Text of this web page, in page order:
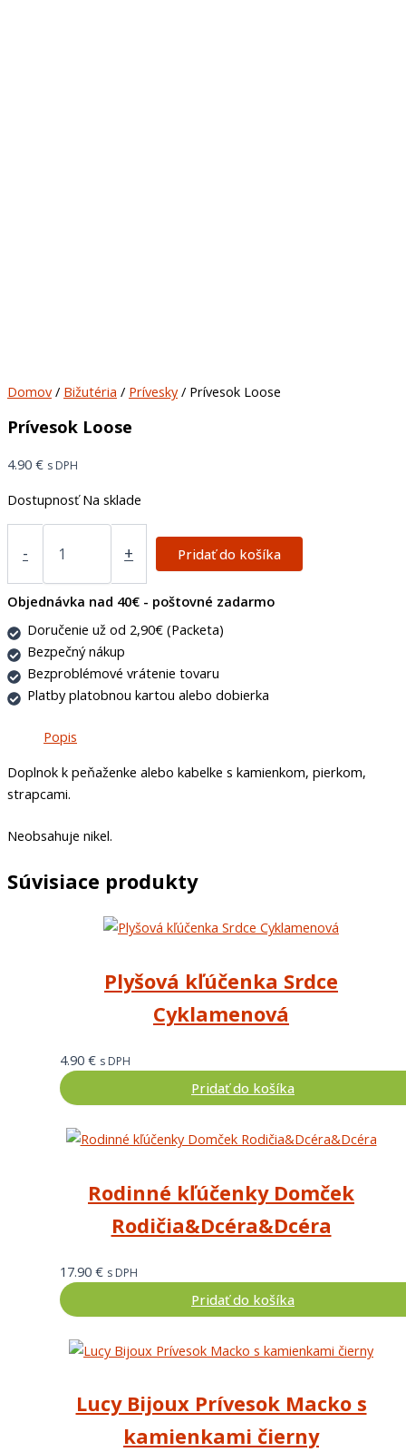
Domov/ Bižutéria / Prívesky/ Prívesok Loose
Prívesok Loose
4.90 € s DPH
Dostupnosť Na sklade
- + Pridať do košíka
Objednávka nad 40€ - poštovné zadarmo
Doručenie už od 2,90€ (Packeta)
Bezpečný nákup
Bezproblémové vrátenie tovaru
Platby platobnou kartou alebo dobierka
Popis
Doplnok k peňaženke alebo kabelke s kamienkom, pierkom,
strapcami.
Neobsahuje nikel.
Súvisiace produkty
Plyšová kľúčenka Srdce
Cyklamenová
4.90 € s DPH
Pridať do košíka
Rodinné kľúčenky Domček
Rodičia&Dcéra&Dcéra
17.90 € s DPH
Pridať do košíka
Lucy Bijoux Prívesok Macko s
kamienkami čierny